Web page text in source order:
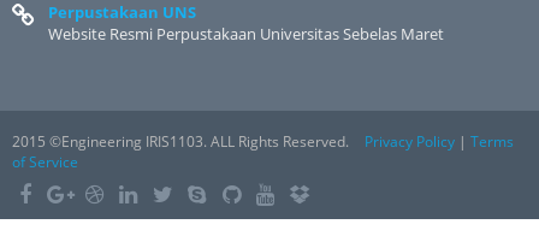
Perpustakaan UNS
Website Resmi Perpustakaan Universitas Sebelas Maret
2015 ©Engineering IRIS1103. ALL Rights Reserved. Privacy Policy | Terms
of Service